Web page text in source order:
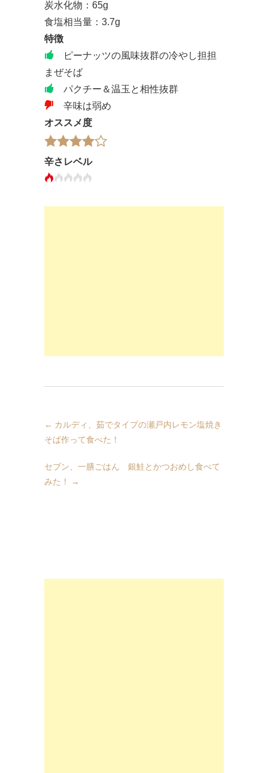
炭水化物：65g
食塩相当量：3.7g
特徴
ピーナッツの風味抜群の冷やし担担
まぜそば
パクチー＆温玉と相性抜群
辛味は弱め
オススメ度
辛さレベル
← カルディ、茹でタイプの瀬戸内レモン塩焼き
そば作って食べた！
セブン、一膳ごはん 銀鮭とかつおめし食べて
みた！
→